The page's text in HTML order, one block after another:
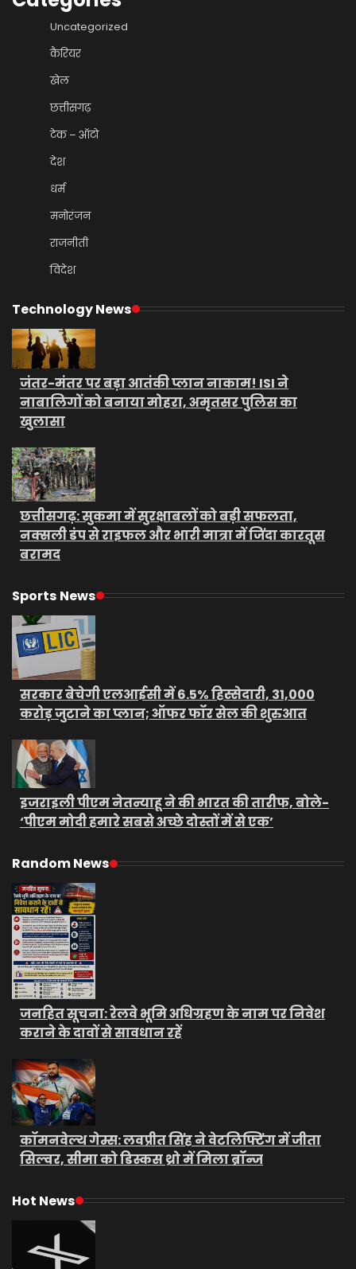
Uncategorized
कैरियर
खेल
छत्तीसगढ़
टेक – ऑटो
देश
धर्म
मनोरंजन
राजनीती
विदेश
Technology News
जंतर-मंतर पर बड़ा आतंकी प्लान नाकाम! ISI ने
नाबालिगों को बनाया मोहरा, अमृतसर पुलिस का
खुलासा
छत्तीसगढ़: सुकमा में सुरक्षाबलों को बड़ी सफलता,
नक्सली डंप से राइफल और भारी मात्रा में जिंदा कारतूस
बरामद
Sports News
सरकार बेचेगी एलआईसी में 6.5% हिस्सेदारी, 31,000
करोड़ जुटाने का प्लान; ऑफर फॉर सेल की शुरुआत
इजराइली पीएम नेतन्याहू ने की भारत की तारीफ, बोले-
‘पीएम मोदी हमारे सबसे अच्छे दोस्तों में से एक’
Random News
जनहित सूचना: रेलवे भूमि अधिग्रहण के नाम पर निवेश
कराने के दावों से सावधान रहें
कॉमनवेल्थ गेम्स: लवप्रीत सिंह ने वेटलिफ्टिंग में जीता
सिल्वर, सीमा को डिस्कस थ्रो में मिला ब्रॉन्ज
Hot News